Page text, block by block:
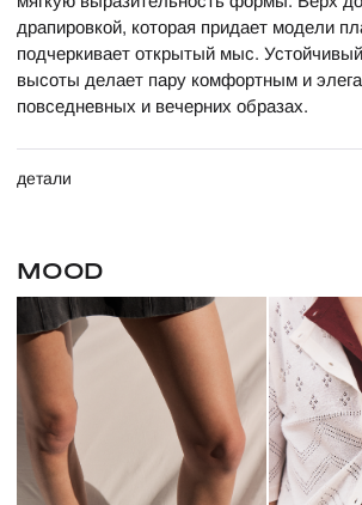
драпировкой, которая придает модели
подчеркивает открытый мыс.
высоты делает пару комфортным и
повседневных и вечерних образах.
детали
MOOD